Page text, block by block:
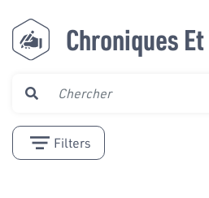
Chroniques
Filters